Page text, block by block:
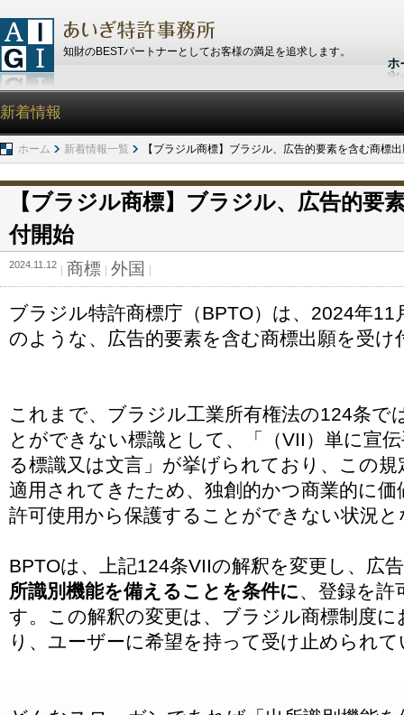
知財のBESTパートナーとしてお客様の満足を追求します。
新着情報
ホーム 新着情報一覧 【ブラジル商標】ブラジル、広告的要素を含む商標
【ブラジル商標】ブラジル、広告的要
付開始
2024.11.12 商標 外国
ブラジル特許商標庁（BPTO）は、2024年
のような、広告的要素を含む商標出願を受
これまで、ブラジル工業所有権法の124条で
とができない標識として、「（VII）単に宣
る標識又は文言」が挙げられており、この
適用されてきたため、独創的かつ商業的に
許可使用から保護することができない状況
BPTOは、上記124条VIIの解釈を変更し、広
所識別機能を備えることを条件に、登録を許
す。この解釈の変更は、ブラジル商標制度
り、ユーザーに希望を持って受け止められ